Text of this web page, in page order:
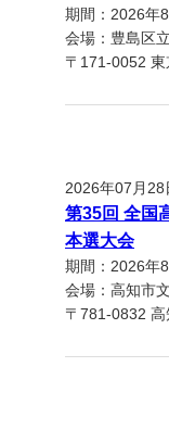
期間：2026年
会場：豊島区
〒171-0052
2026年07月28
第35回 全国
本選大会
期間：2026年
会場：高知市
〒781-0832 高